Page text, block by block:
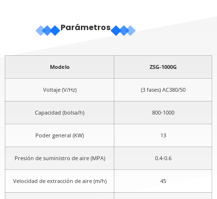
Parámetros
Modelo ZSG-1000G
Voltaje (V/Hz) (3 fases) AC380/50
Capacidad (bolsa/h) 800-1000
Poder general (KW) 13
Presión de suministro de aire (MPA) 0.4-0.6
Velocidad de extracción de aire (m/h) 45